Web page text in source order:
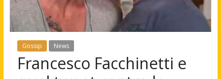
Gossip News
Francesco Facchinetti e